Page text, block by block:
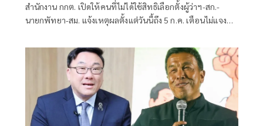
สำนักงาน กกต. เปิดให้คนที่ไม่ได้ใช้สิทธิเลือกตั้งผู้ว่าฯ-สก.-
นายกพัทยา-สม. แจ้งเหตุผลตั้งแต่วันนี้ถึง 5 ก.ค. เตือนไม่แจง